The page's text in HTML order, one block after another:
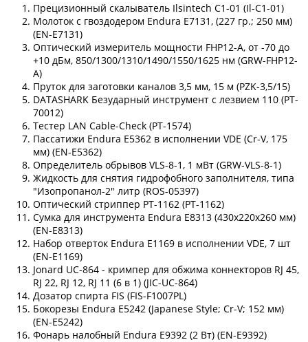
Прецизионный скалыватель Ilsintech C1-01 (Il-C1-01)
Молоток с гвоздодером Endura E7131, (227 гр.; 250 мм)
(EN-E7131)
Оптический измеритель мощности FHP12-A, от -70 до
+10 дБм, 850/1300/1310/1490/1550/1625 нм (GRW-FHP12-
A)
Пруток для заготовки каналов 3,5 мм, 15 м (PZK-3,5/15)
DATASHARK Безударный инструмент с лезвием 110 (PT-
70012)
Тестер LAN Cable-Check (PT-1574)
Пассатижи Endura E5362 в исполнении VDE (Cr-V, 175
мм) (EN-E5362)
Определитель обрывов VLS-8-1, 1 мВт (GRW-VLS-8-1)
Жидкость для снятия гидрофобного заполнителя, типа
"Изопропанол-2" литр (ROS-05397)
Оптический стриппер PT-1162 (PT-1162)
Сумка для инструмента Endura E8313 (430x220x260 мм)
(EN-E8313)
Набор отверток Endura E1169 в исполнении VDE, 7 шт
(EN-E1169)
Jonard UC-864 - кримпер для обжима коннекторов RJ 45,
RJ 22, RJ 12, RJ 11 (6 в 1) (JIC-UC-864)
Дозатор спирта FIS (FIS-F1007PL)
Бокорезы Endura E5242 (Japanese Style; Cr-V; 152 мм)
(EN-E5242)
Фонарь налобный Endura E9392 (2 Вт) (EN-E9392)